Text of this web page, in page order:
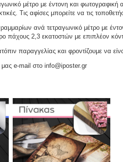
μέτρο με έντονη και
Τις αφίσες μπορείτε να τις
ανά τετραγωνικό μέτρο με
πάχους 2,3 εκατοστών με επιπλέον
παραγγελίας και φροντίζουμε να
μας e-mail στο info@iposter.gr